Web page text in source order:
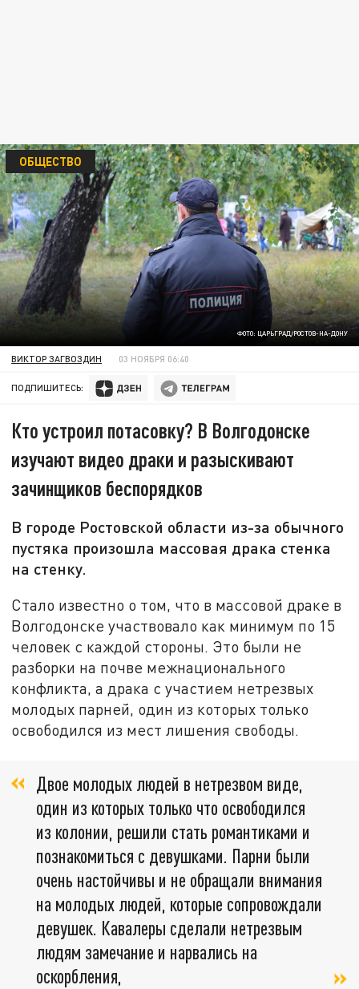
ФОТО: ЦАРЬГРАД/РОСТОВ-НА-ДОНУ
ОБЩЕСТВО
ВИКТОР ЗАГВОЗДИН 03 НОЯБРЯ 06:40
ПОДПИШИТЕСЬ:
Кто устроил потасовку? В Волгодонске
изучают видео драки и разыскивают
зачинщиков беспорядков
В городе Ростовской области из-за обычного
пустяка произошла массовая драка стенка
на стенку.
Стало известно о том, что в массовой драке в
Волгодонске участвовало как минимум по 15
человек с каждой стороны. Это были не
разборки на почве межнационального
конфликта, а драка с участием нетрезвых
молодых парней, один из которых только
освободился из мест лишения свободы.
Двое молодых людей в нетрезвом виде,
один из которых только что освободился
из колонии, решили стать романтиками и
познакомиться с девушками. Парни были
очень настойчивы и не обращали внимания
на молодых людей, которые сопровождали
девушек. Кавалеры сделали нетрезвым
людям замечание и нарвались на
оскорбления,